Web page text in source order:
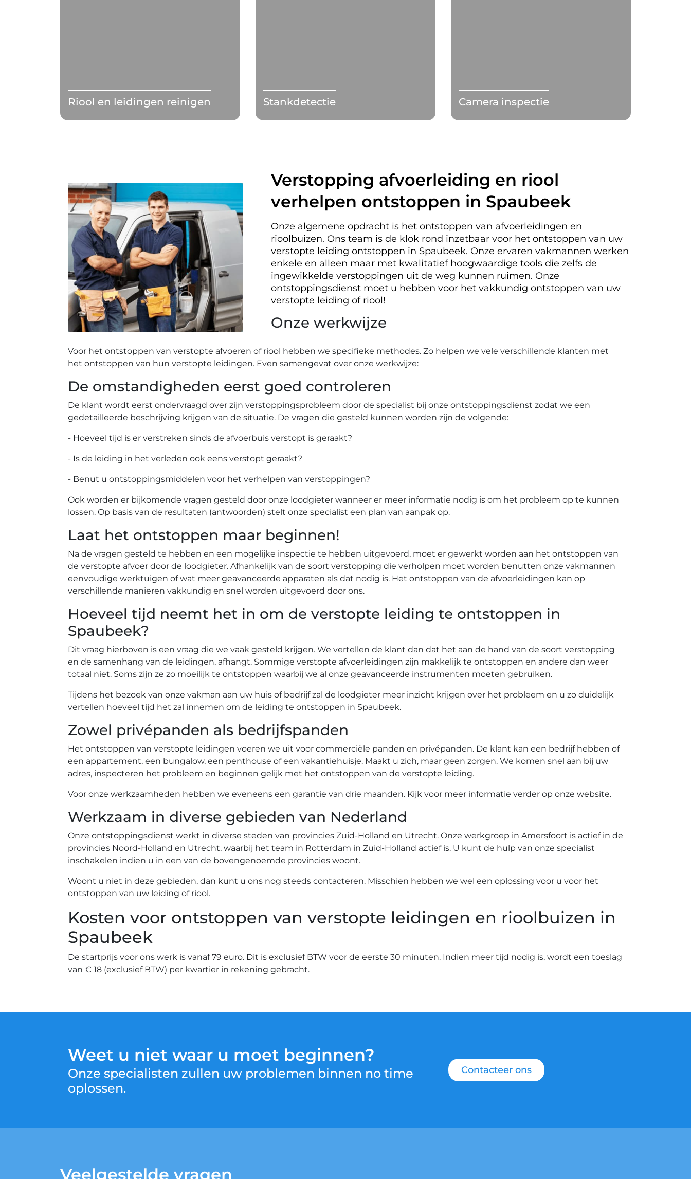
Riool en leidingen reinigen Stankdetectie Camera inspectie
Verstopping afvoerleiding en riool
verhelpen ontstoppen in Spaubeek
Onze algemene opdracht is het ontstoppen van afvoerleidingen en
rioolbuizen. Ons team is de klok rond inzetbaar voor het ontstoppen van uw
verstopte leiding ontstoppen in Spaubeek. Onze ervaren vakmannen werken
enkele en alleen maar met kwalitatief hoogwaardige tools die zelfs de
ingewikkelde verstoppingen uit de weg kunnen ruimen. Onze
ontstoppingsdienst moet u hebben voor het vakkundig ontstoppen van uw
verstopte leiding of riool!
Onze werkwijze
Voor het ontstoppen van verstopte afvoeren of riool hebben we specifieke methodes. Zo helpen we vele verschillende klanten met
het ontstoppen van hun verstopte leidingen. Even samengevat over onze werkwijze:
De omstandigheden eerst goed controleren
De klant wordt eerst ondervraagd over zijn verstoppingsprobleem door de specialist bij onze ontstoppingsdienst zodat we een
gedetailleerde beschrijving krijgen van de situatie. De vragen die gesteld kunnen worden zijn de volgende:
- Hoeveel tijd is er verstreken sinds de afvoerbuis verstopt is geraakt?
- Is de leiding in het verleden ook eens verstopt geraakt?
- Benut u ontstoppingsmiddelen voor het verhelpen van verstoppingen?
Ook worden er bijkomende vragen gesteld door onze loodgieter wanneer er meer informatie nodig is om het probleem op te kunnen
lossen. Op basis van de resultaten (antwoorden) stelt onze specialist een plan van aanpak op.
Laat het ontstoppen maar beginnen!
Na de vragen gesteld te hebben en een mogelijke inspectie te hebben uitgevoerd, moet er gewerkt worden aan het ontstoppen van
de verstopte afvoer door de loodgieter. Afhankelijk van de soort verstopping die verholpen moet worden benutten onze vakmannen
eenvoudige werktuigen of wat meer geavanceerde apparaten als dat nodig is. Het ontstoppen van de afvoerleidingen kan op
verschillende manieren vakkundig en snel worden uitgevoerd door ons.
Hoeveel tijd neemt het in om de verstopte leiding te ontstoppen in
Spaubeek?
Dit vraag hierboven is een vraag die we vaak gesteld krijgen. We vertellen de klant dan dat het aan de hand van de soort verstopping
en de samenhang van de leidingen, afhangt. Sommige verstopte afvoerleidingen zijn makkelijk te ontstoppen en andere dan weer
totaal niet. Soms zijn ze zo moeilijk te ontstoppen waarbij we al onze geavanceerde instrumenten moeten gebruiken.
Tijdens het bezoek van onze vakman aan uw huis of bedrijf zal de loodgieter meer inzicht krijgen over het probleem en u zo duidelijk
vertellen hoeveel tijd het zal innemen om de leiding te ontstoppen in Spaubeek.
Zowel privépanden als bedrijfspanden
Het ontstoppen van verstopte leidingen voeren we uit voor commerciële panden en privépanden. De klant kan een bedrijf hebben of
een appartement, een bungalow, een penthouse of een vakantiehuisje. Maakt u zich, maar geen zorgen. We komen snel aan bij uw
adres, inspecteren het probleem en beginnen gelijk met het ontstoppen van de verstopte leiding.
Voor onze werkzaamheden hebben we eveneens een garantie van drie maanden. Kijk voor meer informatie verder op onze website.
Werkzaam in diverse gebieden van Nederland
Onze ontstoppingsdienst werkt in diverse steden van provincies Zuid-Holland en Utrecht. Onze werkgroep in Amersfoort is actief in de
provincies Noord-Holland en Utrecht, waarbij het team in Rotterdam in Zuid-Holland actief is. U kunt de hulp van onze specialist
inschakelen indien u in een van de bovengenoemde provincies woont.
Woont u niet in deze gebieden, dan kunt u ons nog steeds contacteren. Misschien hebben we wel een oplossing voor u voor het
ontstoppen van uw leiding of riool.
Kosten voor ontstoppen van verstopte leidingen en rioolbuizen in
Spaubeek
De startprijs voor ons werk is vanaf 79 euro. Dit is exclusief BTW voor de eerste 30 minuten. Indien meer tijd nodig is, wordt een toeslag
van € 18 (exclusief BTW) per kwartier in rekening gebracht.
Weet u niet waar u moet beginnen?
Onze specialisten zullen uw problemen binnen no time
oplossen.
Contacteer ons
Veelgestelde vragen